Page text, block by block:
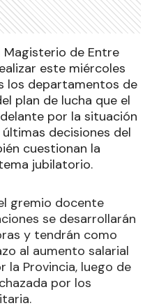
Magisterio de Entre
este miércoles
los departamentos de
plan de lucha que el
por la situación
decisiones del
cuestionan la
jubilatorio.
gremio docente
se desarrollarán
y tendrán como
al aumento salarial
Provincia, luego de
por los